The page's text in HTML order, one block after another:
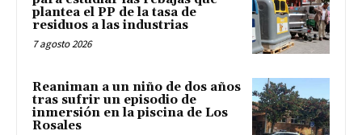
plantea el PP de la tasa de
residuos a las industrias
7 agosto 2026
Reaniman a un niño de dos años
tras sufrir un episodio de
inmersión en la piscina de Los
Rosales